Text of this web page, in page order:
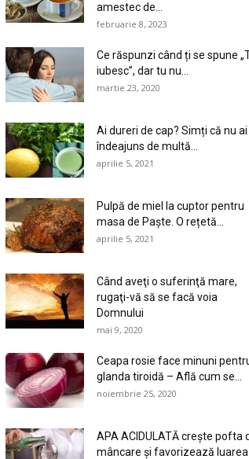
amestec de...
februarie 8, 2023
Ce răspunzi când ți se spune
iubesc”, dar tu nu...
martie 23, 2020
Ai dureri de cap? Simți că nu ai
îndeajuns de multă...
aprilie 5, 2021
Pulpă de miel la cuptor pentru
masa de Paște. O rețetă...
aprilie 5, 2021
Când aveţi o suferinţă mare,
rugaţi-vă să se facă voia
Domnului
mai 9, 2020
Ceapa rosie face minuni
glanda tiroidă – Află cum se...
noiembrie 25, 2020
APA ACIDULATĂ crește pofta
mâncare și favorizează luarea